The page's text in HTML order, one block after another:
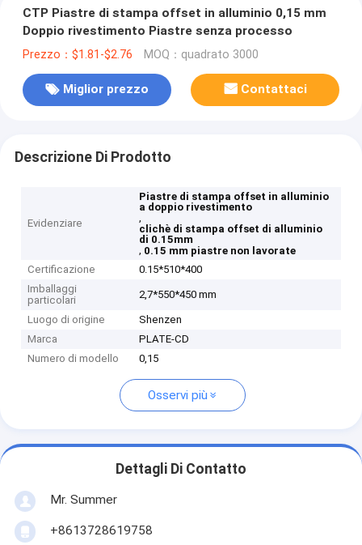
CTP Piastre di stampa offset in alluminio 0,15 mm
Doppio rivestimento Piastre senza processo
Prezzo：$1.81-$2.76 MOQ：quadrato 3000
Miglior prezzo Contattaci
Descrizione Di Prodotto
Evidenziare
Piastre di stampa offset in alluminio
a doppio rivestimento
,
clichè di stampa offset di alluminio
di 0.15mm
, 0.15 mm piastre non lavorate
Certificazione
0.15*510*400
Imballaggi
particolari
2,7*550*450 mm
Luogo di origine
Shenzen
Marca
PLATE-CD
Numero di modello
0,15
Osservi più
Dettagli Di Contatto
Mr. Summer
+8613728619758